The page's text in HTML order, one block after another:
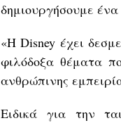
δημιουργήσουμε
«Η Disney έχει
φιλόδοξα θέματα
ανθρώπινης
Ειδικά για την